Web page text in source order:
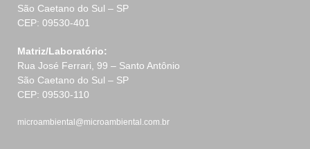
São Caetano do Sul – SP
CEP: 09530-401
Matriz/Laboratório:
Rua José Ferrari, 99 – Santo Antônio
São Caetano do Sul – SP
CEP: 09530-110
microambiental@microambiental.com.br